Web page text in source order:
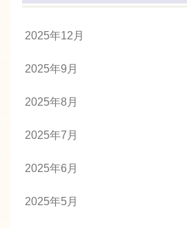
2025年12月
2025年9月
2025年8月
2025年7月
2025年6月
2025年5月